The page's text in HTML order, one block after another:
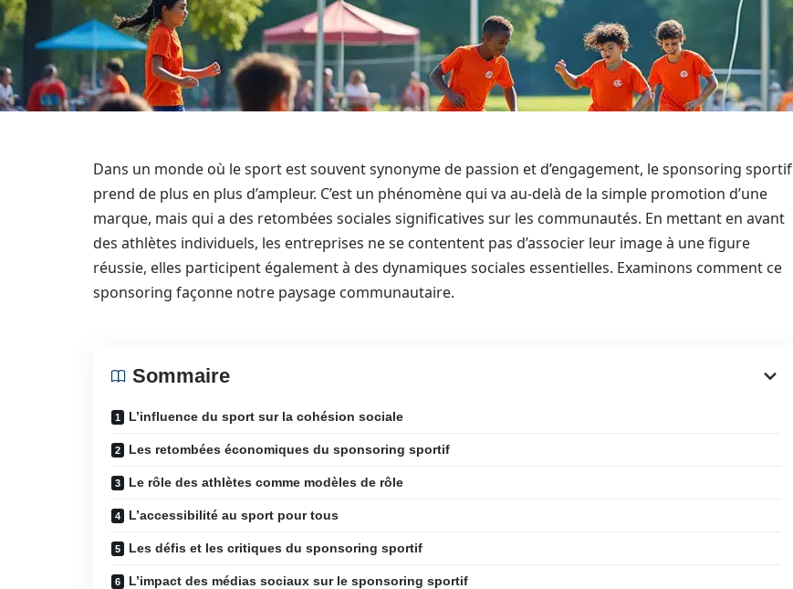
Dans un monde où le sport est souvent synonyme de passion et d’engagement, le sponsoring sportif
prend de plus en plus d’ampleur. C’est un phénomène qui va au-delà de la simple promotion d’une
marque, mais qui a des retombées sociales significatives sur les communautés. En mettant en avant
des athlètes individuels, les entreprises ne se contentent pas d’associer leur image à une figure
réussie, elles participent également à des dynamiques sociales essentielles. Examinons comment ce
sponsoring façonne notre paysage communautaire.
Sommaire
L’influence du sport sur la cohésion sociale
Les retombées économiques du sponsoring sportif
Le rôle des athlètes comme modèles de rôle
L’accessibilité au sport pour tous
Les défis et les critiques du sponsoring sportif
L’impact des médias sociaux sur le sponsoring sportif